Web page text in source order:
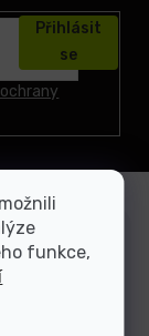
funkce,
Přihlásit
se